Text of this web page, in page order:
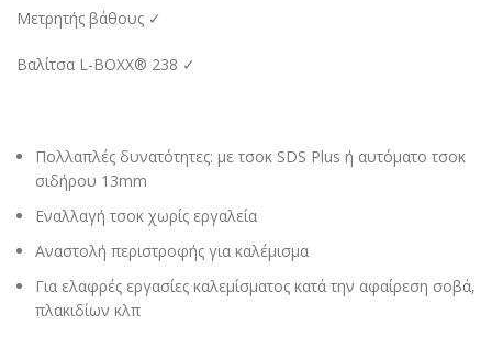
Μετρητής βάθους ✓
Βαλίτσα L-BOXX® 238 ✓
Πολλαπλές δυνατότητες: με τσοκ SDS Plus ή αυτόματο τσοκ
σιδήρου 13mm
Εναλλαγή τσοκ χωρίς εργαλεία
Αναστολή περιστροφής για καλέμισμα
Για ελαφρές εργασίες καλεμίσματος κατά την αφαίρεση σοβά,
πλακιδίων κλπ